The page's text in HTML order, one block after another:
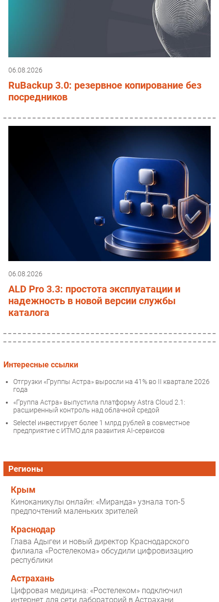
06.08.2026
RuBackup 3.0: резервное копирование без
посредников
06.08.2026
ALD Pro 3.3: простота эксплуатации и
надежность в новой версии службы
каталога
Интересные ссылки
Отгрузки «Группы Астра» выросли на 41% во II квартале 2026
года
«Группа Астра» выпустила платформу Astra Cloud 2.1:
расширенный контроль над облачной средой
Selectel инвестирует более 1 млрд рублей в совместное
предприятие с ИТМО для развития AI-сервисов
Регионы
Крым
Киноканикулы онлайн: «Миранда» узнала топ-5
предпочтений маленьких зрителей
Краснодар
Глава Адыгеи и новый директор Краснодарского
филиала «Ростелекома» обсудили цифровизацию
республики
Астрахань
Цифровая медицина: «Ростелеком» подключил
интернет для сети лабораторий в Астрахани